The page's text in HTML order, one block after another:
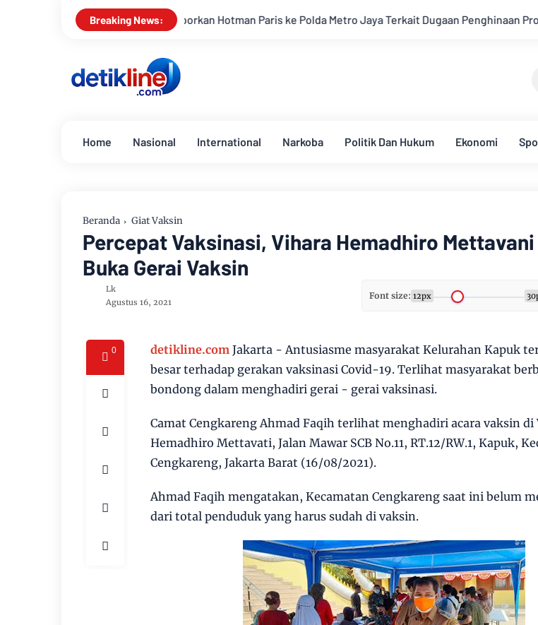
Breaking News:
Laporkan Hotman Paris ke Polda Metro Jaya Terkait Dugaan Penghinaan Profesi Wartawan LBH
Home Nasional International Narkoba Politik Dan Hukum Ekonomi
Beranda Giat Vaksin
Percepat Vaksinasi, Vihara Hemadhiro
Buka Gerai Vaksin
Lk
Agustus 16, 2021
Font size: 12px
0 detikline.comJakarta - Antusiasme masyarakat Kelurahan Kapuk
besar terhadap gerakan vaksinasi Covid-19. Terlihat masyarakat
bondong dalam menghadiri gerai - gerai vaksinasi.
Camat Cengkareng Ahmad Faqih terlihat menghadiri acara vaksin di
Hemadhiro Mettavati, Jalan Mawar SCB No.11, RT.12/RW.1, Kapuk,
Cengkareng, Jakarta Barat (16/08/2021).
Ahmad Faqih mengatakan, Kecamatan Cengkareng saat ini belum
dari total penduduk yang harus sudah di vaksin.